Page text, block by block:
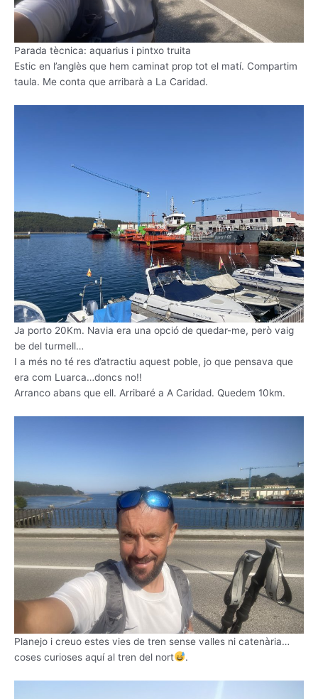
Parada tècnica: aquarius i pintxo truita
Estic en l’anglès que hem caminat prop tot el matí. Compartim
taula. Me conta que arribarà a La Caridad.
Ja porto 20Km. Navia era una opció de quedar-me, però vaig
be del turmell…
I a més no té res d’atractiu aquest poble, jo que pensava que
era com Luarca…doncs no!!
Arranco abans que ell. Arribaré a A Caridad. Quedem 10km.
Planejo i creuo estes vies de tren sense valles ni catenària…
coses curioses aquí al tren del nort
.